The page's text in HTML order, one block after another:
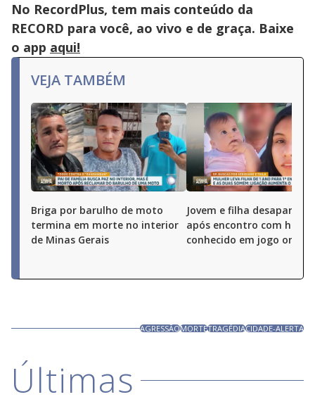
No RecordPlus, tem mais conteúdo da
RECORD para você, ao vivo e de graça. Baixe
o app aqui!
VEJA TAMBÉM
Briga por barulho de moto
termina em morte no interior
de Minas Gerais
Jovem e filha
após encontro com
conhecido em jogo online
AGRESSÃOMORTETRAGÉDIACIDADE-ALERTA
Últimas